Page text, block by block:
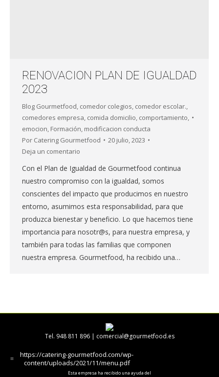
RENOVACION PLAN DE IGUALDAD
2023
Blog Gourmetfood, comedor colegios, comedor escolar.,
comedores empresa, comida domicilio, comportamiento,
emocion, Formación, modificacion conducta
Por Catering Gourmetfood
20 julio, 2023
Deja un comentario
Con el Plan de Igualdad de Gourmetfood continua
nuestro compromiso con la igualdad, somos
conscientes del impacto que producimos en nuestro
entorno, asumimos esta responsabilidad, para que
produzca bienestar y beneficio. Lo que hacemos tiene
importancia para nosotr@s, para nuestra empresa, y
también para todas las familias que componen
nuestra empresa. Gourmetfood, ha recibido una…
Tel. 948 811 896 | comercial@gourmetfood.es
https://catering-gourmetfood.com/wp-
content/uploads/2021/11/menu.pdf
Esta empresa ha recibido una ayuda del